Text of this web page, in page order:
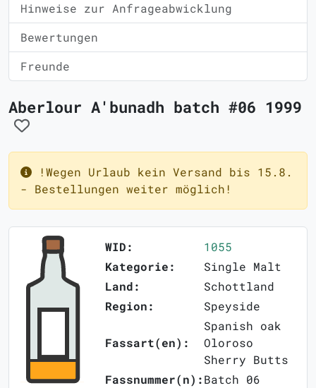
Hinweise zur Anfrageabwicklung
Bewertungen
Freunde
Aberlour A'bunadh batch #06 1999
!Wegen Urlaub kein Versand bis 15.8.
- Bestellungen weiter möglich!
WID:
1055
Kategorie:
Single Malt
Land:
Schottland
Region:
Speyside
Fassart(en):
Spanish oak
Oloroso
Sherry Butts
Fassnummer(n):Batch 06